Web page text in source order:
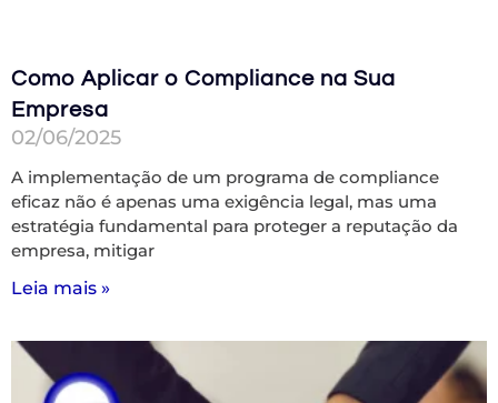
Como Aplicar o Compliance na Sua
Empresa
02/06/2025
A implementação de um programa de compliance
eficaz não é apenas uma exigência legal, mas uma
estratégia fundamental para proteger a reputação da
empresa, mitigar
Leia mais »